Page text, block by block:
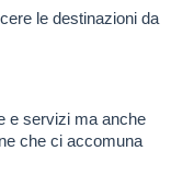
le destinazioni da
e servizi ma anche
che ci accomuna